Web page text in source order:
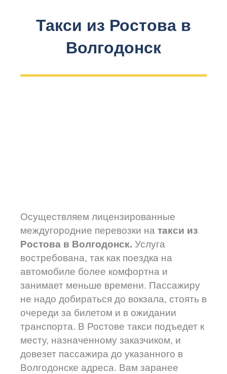
Такси из Ростова в
Волгодонск
Осуществляем лицензированные
междугородние перевозки на такси из
Ростова в Волгодонск. Услуга
востребована, так как поездка на
автомобиле более комфортна и
занимает меньше времени. Пассажиру
не надо добираться до вокзала, стоять в
очереди за билетом и в ожидании
транспорта. В Ростове такси подъедет к
месту, назначенному заказчиком, и
довезет пассажира до указанного в
Волгодонске адреса. Вам заранее